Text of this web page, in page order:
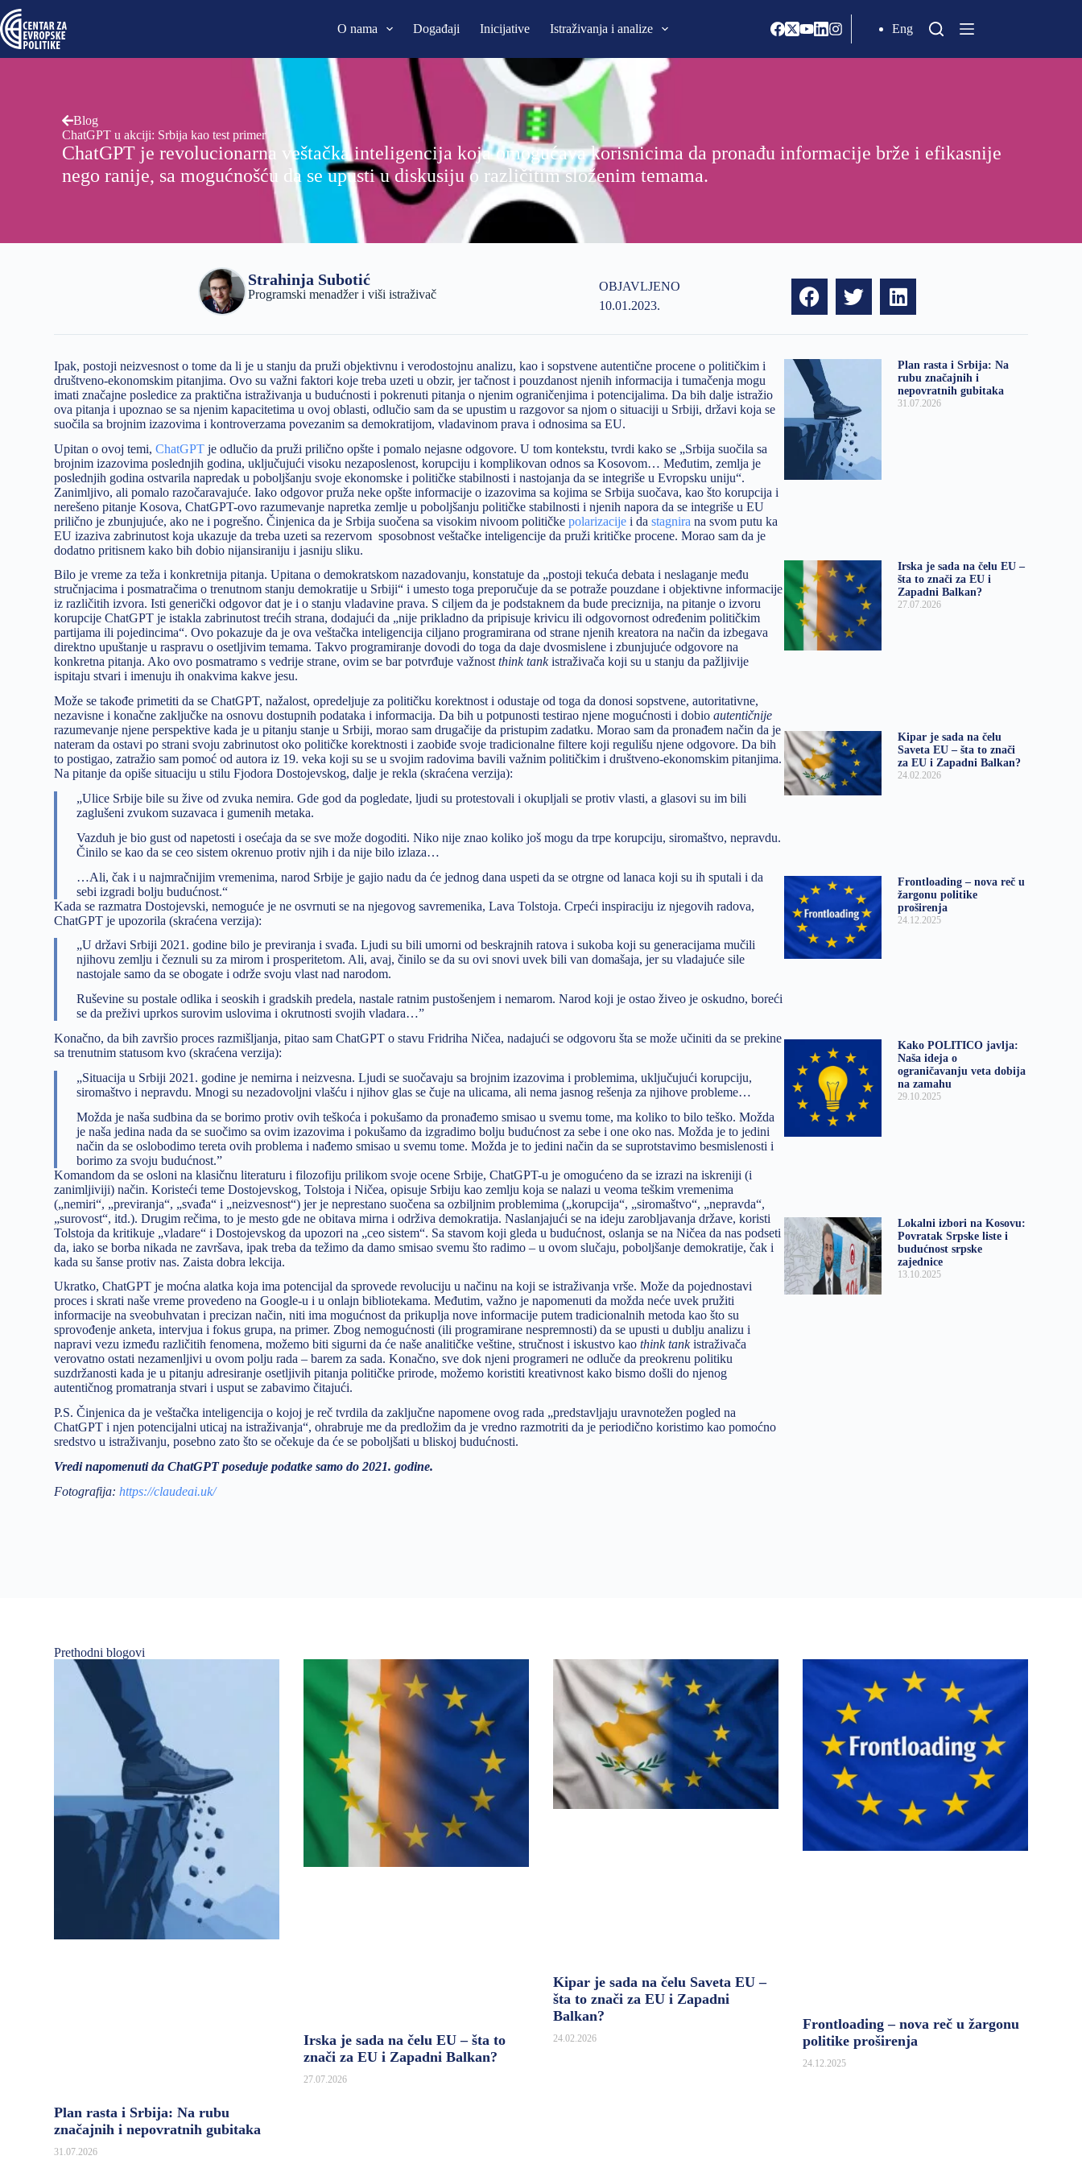
O nama Događaji Inicijative Istraživanja i analize Eng
Blog
ChatGPT u akciji: Srbija kao test primer
ChatGPT je revolucionarna veštačka inteligencija koja omogućava korisnicima da pronađu informacije brže i efikasnije
nego ranije, sa mogućnošću da se upusti u diskusiju o različitim složenim temama.
Strahinja Subotić
Programski menadžer i viši istraživač
OBJAVLJENO
10.01.2023.
Ipak, postoji neizvesnost o tome da li je u stanju da pruži objektivnu i verodostojnu analizu, kao i sopstvene autentične procene o političkim i
društveno-ekonomskim pitanjima. Ovo su važni faktori koje treba uzeti u obzir, jer tačnost i pouzdanost njenih informacija i tumačenja mogu
imati značajne posledice za praktična istraživanja u budućnosti i pokrenuti pitanja o njenim ograničenjima i potencijalima. Da bih dalje istražio
ova pitanja i upoznao se sa njenim kapacitetima u ovoj oblasti, odlučio sam da se upustim u razgovor sa njom o situaciji u Srbiji, državi koja se
suočila sa brojnim izazovima i kontroverzama povezanim sa demokratijom, vladavinom prava i odnosima sa EU.
Upitan o ovoj temi, ChatGPT je odlučio da pruži prilično opšte i pomalo nejasne odgovore. U tom kontekstu, tvrdi kako se „Srbija suočila sa
brojnim izazovima poslednjih godina, uključujući visoku nezaposlenost, korupciju i komplikovan odnos sa Kosovom… Međutim, zemlja je
poslednjih godina ostvarila napredak u poboljšanju svoje ekonomske i političke stabilnosti i nastojanja da se integriše u Evropsku uniju“.
Zanimljivo, ali pomalo razočaravajuće. Iako odgovor pruža neke opšte informacije o izazovima sa kojima se Srbija suočava, kao što korupcija i
nerešeno pitanje Kosova, ChatGPT-ovo razumevanje napretka zemlje u poboljšanju političke stabilnosti i njenih napora da se integriše u EU
prilično je zbunjujuće, ako ne i pogrešno. Činjenica da je Srbija suočena sa visokim nivoom političkepolarizacije i dastagnira na svom putu ka
EU izaziva zabrinutost koja ukazuje da treba uzeti sa rezervom sposobnost veštačke inteligencije da pruži kritičke procene. Morao sam da je
dodatno pritisnem kako bih dobio nijansiraniju i jasniju sliku.
Bilo je vreme za teža i konkretnija pitanja. Upitana o demokratskom nazadovanju, konstatuje da „postoji tekuća debata i neslaganje među
stručnjacima i posmatračima o trenutnom stanju demokratije u Srbiji“ i umesto toga preporučuje da se potraže pouzdane i objektivne informacije
iz različitih izvora. Isti generički odgovor dat je i o stanju vladavine prava. S ciljem da je podstaknem da bude preciznija, na pitanje o izvoru
korupcije ChatGPT je istakla zabrinutost trećih strana, dodajući da „nije prikladno da pripisuje krivicu ili odgovornost određenim političkim
partijama ili pojedincima“. Ovo pokazuje da je ova veštačka inteligencija ciljano programirana od strane njenih kreatora na način da izbegava
direktno upuštanje u raspravu o osetljivim temama. Takvo programiranje dovodi do toga da daje dvosmislene i zbunjujuće odgovore na
konkretna pitanja. Ako ovo posmatramo s vedrije strane, ovim se bar potvrđuje važnostthink tankistraživača koji su u stanju da pažljivije
ispitaju stvari i imenuju ih onakvima kakve jesu.
Može se takođe primetiti da se ChatGPT, nažalost, opredeljuje za političku korektnost i odustaje od toga da donosi sopstvene, autoritativne,
nezavisne i konačne zaključke na osnovu dostupnih podataka i informacija. Da bih u potpunosti testirao njene mogućnosti i dobioautentičnije
razumevanje njene perspektive kada je u pitanju stanje u Srbiji, morao sam drugačije da pristupim zadatku. Morao sam da pronađem način da je
nateram da ostavi po strani svoju zabrinutost oko političke korektnosti i zaobiđe svoje tradicionalne filtere koji regulišu njene odgovore. Da bih
to postigao, zatražio sam pomoć od autora iz 19. veka koji su se u svojim radovima bavili važnim političkim i društveno-ekonomskim pitanjima.
Na pitanje da opiše situaciju u stilu Fjodora Dostojevskog, dalje je rekla (skraćena verzija):
„Ulice Srbije bile su žive od zvuka nemira. Gde god da pogledate, ljudi su protestovali i okupljali se protiv vlasti, a glasovi su im bili
zaglušeni zvukom suzavaca i gumenih metaka.
Vazduh je bio gust od napetosti i osećaja da se sve može dogoditi. Niko nije znao koliko još mogu da trpe korupciju, siromaštvo, nepravdu.
Činilo se kao da se ceo sistem okrenuo protiv njih i da nije bilo izlaza…
…Ali, čak i u najmračnijim vremenima, narod Srbije je gajio nadu da će jednog dana uspeti da se otrgne od lanaca koji su ih sputali i da
sebi izgradi bolju budućnost.“
Kada se razmatra Dostojevski, nemoguće je ne osvrnuti se na njegovog savremenika, Lava Tolstoja. Crpeći inspiraciju iz njegovih radova,
ChatGPT je upozorila (skraćena verzija):
„U državi Srbiji 2021. godine bilo je previranja i svađa. Ljudi su bili umorni od beskrajnih ratova i sukoba koji su generacijama mučili
njihovu zemlju i čeznuli su za mirom i prosperitetom. Ali, avaj, činilo se da su ovi snovi uvek bili van domašaja, jer su vladajuće sile
nastojale samo da se obogate i održe svoju vlast nad narodom.
Ruševine su postale odlika i seoskih i gradskih predela, nastale ratnim pustošenjem i nemarom. Narod koji je ostao živeo je oskudno, boreći
se da preživi uprkos surovim uslovima i okrutnosti svojih vladara…”
Konačno, da bih završio proces razmišljanja, pitao sam ChatGPT o stavu Fridriha Ničea, nadajući se odgovoru šta se može učiniti da se prekine
sa trenutnim statusom kvo (skraćena verzija):
„Situacija u Srbiji 2021. godine je nemirna i neizvesna. Ljudi se suočavaju sa brojnim izazovima i problemima, uključujući korupciju,
siromaštvo i nepravdu. Mnogi su nezadovoljni vlašću i njihov glas se čuje na ulicama, ali nema jasnog rešenja za njihove probleme…
Možda je naša sudbina da se borimo protiv ovih teškoća i pokušamo da pronađemo smisao u svemu tome, ma koliko to bilo teško. Možda
je naša jedina nada da se suočimo sa ovim izazovima i pokušamo da izgradimo bolju budućnost za sebe i one oko nas. Možda je to jedini
način da se oslobodimo tereta ovih problema i nađemo smisao u svemu tome. Možda je to jedini način da se suprotstavimo besmislenosti i
borimo za svoju budućnost.”
Komandom da se osloni na klasičnu literaturu i filozofiju prilikom svoje ocene Srbije, ChatGPT-u je omogućeno da se izrazi na iskreniji (i
zanimljiviji) način. Koristeći teme Dostojevskog, Tolstoja i Ničea, opisuje Srbiju kao zemlju koja se nalazi u veoma teškim vremenima
(„nemiri“, „previranja“, „svađa“ i „neizvesnost“) jer je neprestano suočena sa ozbiljnim problemima („korupcija“, „siromaštvo“, „nepravda“,
„surovost“, itd.). Drugim rečima, to je mesto gde ne obitava mirna i održiva demokratija. Naslanjajući se na ideju zarobljavanja države, koristi
Tolstoja da kritikuje „vladare“ i Dostojevskog da upozori na „ceo sistem“. Sa stavom koji gleda u budućnost, oslanja se na Ničea da nas podseti
da, iako se borba nikada ne završava, ipak treba da težimo da damo smisao svemu što radimo – u ovom slučaju, poboljšanje demokratije, čak i
kada su šanse protiv nas. Zaista dobra lekcija.
Ukratko, ChatGPT je moćna alatka koja ima potencijal da sprovede revoluciju u načinu na koji se istraživanja vrše. Može da pojednostavi
proces i skrati naše vreme provedeno na Google-u i u onlajn bibliotekama. Međutim, važno je napomenuti da možda neće uvek pružiti
informacije na sveobuhvatan i precizan način, niti ima mogućnost da prikuplja nove informacije putem tradicionalnih metoda kao što su
sprovođenje anketa, intervjua i fokus grupa, na primer. Zbog nemogućnosti (ili programirane nespremnosti) da se upusti u dublju analizu i
napravi vezu između različitih fenomena, možemo biti sigurni da će naše analitičke veštine, stručnost i iskustvo kaothink tankistraživača
verovatno ostati nezamenljivi u ovom polju rada – barem za sada. Konačno, sve dok njeni programeri ne odluče da preokrenu politiku
suzdržanosti kada je u pitanju adresiranje osetljivih pitanja političke prirode, možemo koristiti kreativnost kako bismo došli do njenog
autentičnog promatranja stvari i usput se zabavimo čitajući.
P.S. Činjenica da je veštačka inteligencija o kojoj je reč tvrdila da zaključne napomene ovog rada „predstavljaju uravnotežen pogled na
ChatGPT i njen potencijalni uticaj na istraživanja“, ohrabruje me da predložim da je vredno razmotriti da je periodično koristimo kao pomoćno
sredstvo u istraživanju, posebno zato što se očekuje da će se poboljšati u bliskoj budućnosti.
Vredi napomenuti da ChatGPT poseduje podatke samo do 2021. godine.
Fotografija:https://claudeai.uk/
Plan rasta i Srbija: Na
rubu značajnih i
nepovratnih gubitaka
31.07.2026
Irska je sada na čelu EU –
šta to znači za EU i
Zapadni Balkan?
27.07.2026
Kipar je sada na čelu
Saveta EU – šta to znači
za EU i Zapadni Balkan?
24.02.2026
Frontloading – nova reč u
žargonu politike
proširenja
24.12.2025
Kako POLITICO javlja:
Naša ideja o
ograničavanju veta dobija
na zamahu
29.10.2025
Lokalni izbori na Kosovu:
Povratak Srpske liste i
budućnost srpske
zajednice
13.10.2025
Prethodni blogovi
Plan rasta i Srbija: Na rubu
značajnih i nepovratnih gubitaka
31.07.2026
Irska je sada na čelu EU – šta to
znači za EU i Zapadni Balkan?
27.07.2026
Kipar je sada na čelu Saveta EU –
šta to znači za EU i Zapadni
Balkan?
24.02.2026
Frontloading – nova reč u žargonu
politike proširenja
24.12.2025